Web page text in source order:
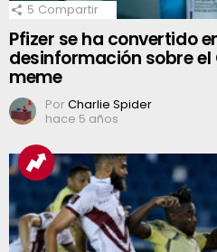
5 Compartir
Pfizer se ha convertido
desinformación sobre el
meme
PorCharlie Spider
hace 5 años